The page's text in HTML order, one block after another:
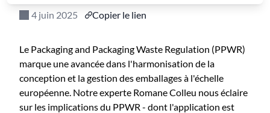
4 juin 2025 Copier le lien
Le Packaging and Packaging Waste Regulation (PPWR)
marque une avancée dans l'harmonisation de la
conception et la gestion des emballages à l'échelle
européenne. Notre experte Romane Colleu nous éclaire
sur les implications du PPWR - dont l'application est